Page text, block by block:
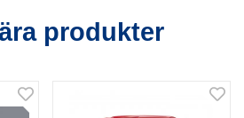
produkter